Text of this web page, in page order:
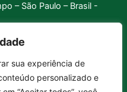
sua experiência de
personalizado e
– São Paulo – Brasil -